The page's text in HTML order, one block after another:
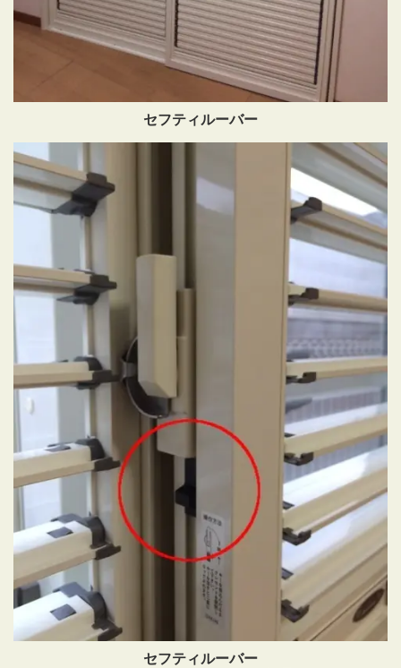
セフティルーバー
セフティルーバー